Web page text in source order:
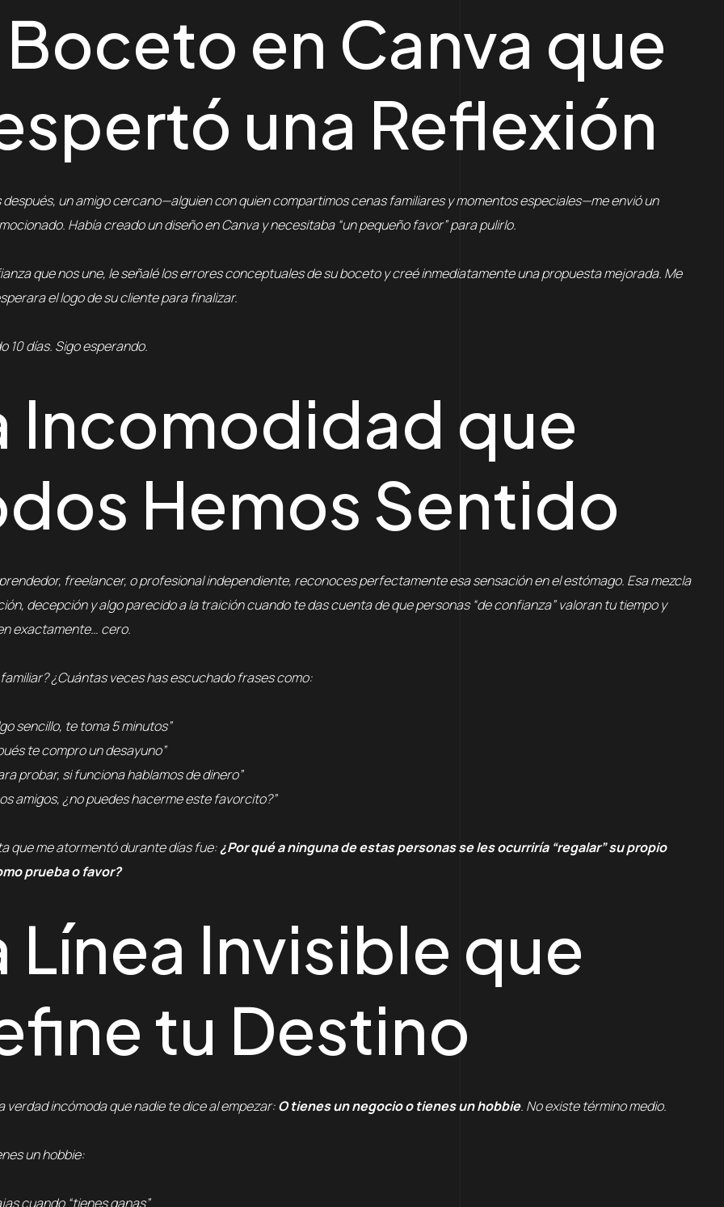
Boceto en Canva que
una Reflexión
después, un amigo cercano—alguien con quien compartimos cenas familiares y momentos especiales—me envió un
Había creado un diseño en Canva y necesitaba “un pequeño favor” para pulirlo.
que nos une, le señalé los errores conceptuales de su boceto y creé inmediatamente una propuesta mejorada. Me
el logo de su cliente para finalizar.
10 días. Sigo esperando.
Incomodidad que
Hemos Sentido
freelancer, o profesional independiente, reconoces perfectamente esa sensación en el estómago. Esa mezcla
decepción y algo parecido a la traición cuando te das cuenta de que personas “de confianza” valoran tu tiempo y
exactamente… cero.
¿Cuántas veces has escuchado frases como:
algo sencillo, te toma 5 minutos”
te compro un desayuno”
para probar, si funciona hablamos de dinero”
amigos, ¿no puedes hacerme este favorcito?”
que me atormentó durante días fue:¿Por qué a ninguna de estas personas se les ocurriría “regalar” su propio
prueba o favor?
Línea Invisible que
tu Destino
verdad incómoda que nadie te dice al empezar:O tienes un negocio o tienes un hobbie. No existe término medio.
un hobbie:
cuando “tienes ganas”